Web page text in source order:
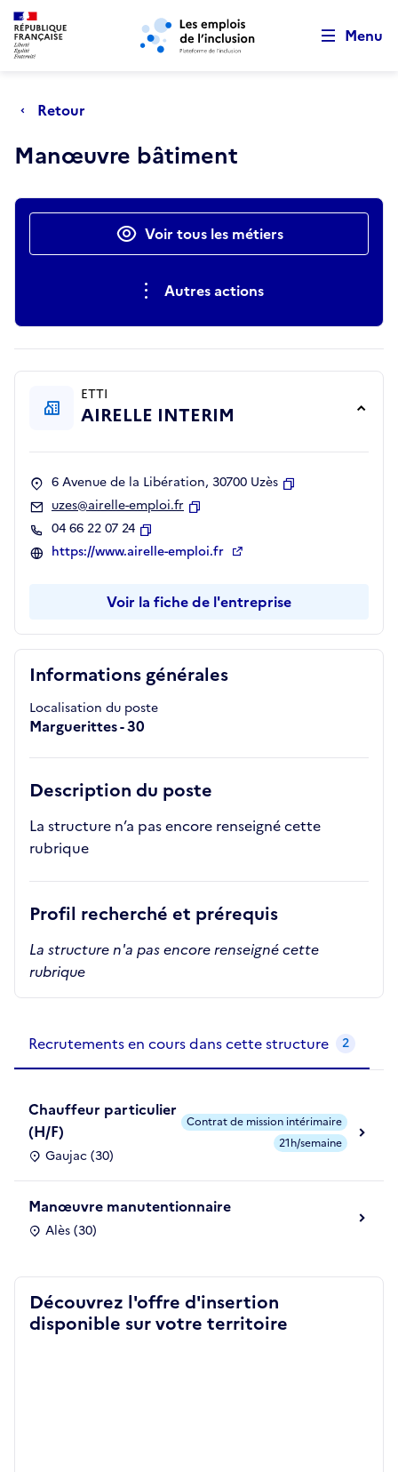
Aller au menu principal Aller au contenu principal
Menu
Retour
Manœuvre bâtiment
Actions rapidesVoir tous les métiers
Autres actions
Informations générales
Localisation du poste
Marguerittes - 30
Description du poste
La structure n’a pas encore renseigné cette
rubrique
Profil recherché et prérequis
La structure n'a pas encore renseigné cette
rubrique
ETTI
AIRELLE INTERIM
6 Avenue de la Libération, 30700 Uzès
uzes@airelle-emploi.fr
04 66 22 07 24
Copier
https://www.airelle-emploi.fr
Voir la fiche de l'entreprise
Recrutements en cours dans cette structure 2
Chauffeur particulier
(H/F)
Gaujac (30)
Contrat de mission intérimaire
21h/semaine
Manœuvre manutentionnaire
Alès (30)
Découvrez l'offre d'insertion
disponible sur votre territoire
Retour au début de la page
Panneau de gestion des cookies